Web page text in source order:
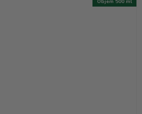
Objem 500 ml